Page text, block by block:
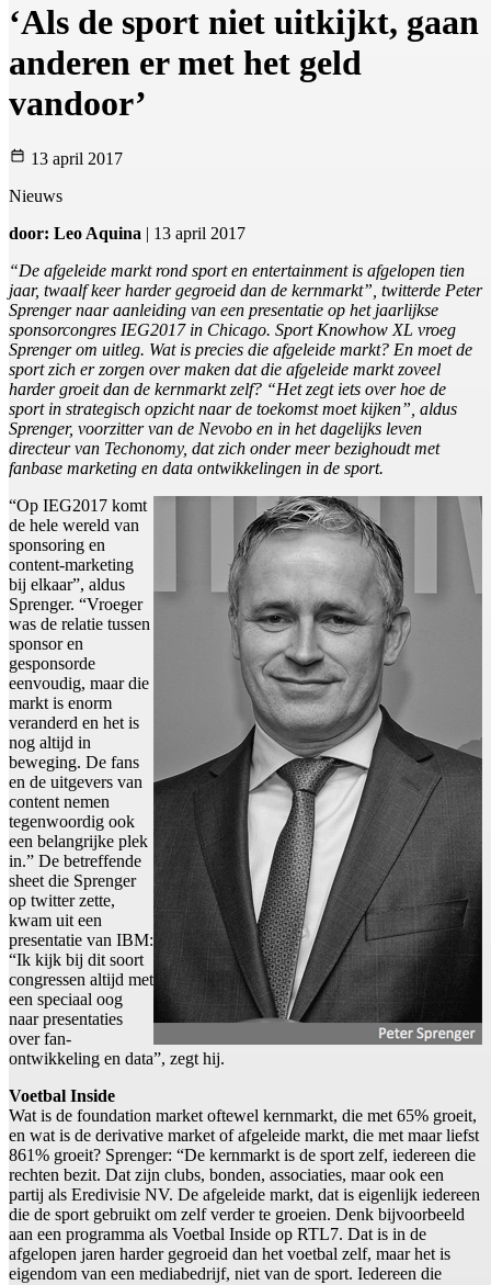
‘Als de sport niet uitkijkt, gaan
anderen er met het geld
vandoor’
13 april 2017
Nieuws
door: Leo Aquina | 13 april 2017
“De afgeleide markt rond sport en entertainment is afgelopen tien
jaar, twaalf keer harder gegroeid dan de kernmarkt”, twitterde Peter
Sprenger naar aanleiding van een presentatie op het jaarlijkse
sponsorcongres IEG2017 in Chicago. Sport Knowhow XL vroeg
Sprenger om uitleg. Wat is precies die afgeleide markt? En moet de
sport zich er zorgen over maken dat die afgeleide markt zoveel
harder groeit dan de kernmarkt zelf? “Het zegt iets over hoe de
sport in strategisch opzicht naar de toekomst moet kijken”, aldus
Sprenger, voorzitter van de Nevobo en in het dagelijks leven
directeur van Techonomy, dat zich onder meer bezighoudt met
fanbase marketing en data ontwikkelingen in de sport.
“Op IEG2017 komt
de hele wereld van
sponsoring en
content-marketing
bij elkaar”, aldus
Sprenger. “Vroeger
was de relatie tussen
sponsor en
gesponsorde
eenvoudig, maar die
markt is enorm
veranderd en het is
nog altijd in
beweging. De fans
en de uitgevers van
content nemen
tegenwoordig ook
een belangrijke plek
in.” De betreffende
sheet die Sprenger
op twitter zette,
kwam uit een
presentatie van IBM:
“Ik kijk bij dit soort
congressen altijd met
een speciaal oog
naar presentaties
over fan-
ontwikkeling en data”, zegt hij.
Voetbal Inside
Wat is de foundation market oftewel kernmarkt, die met 65% groeit,
en wat is de derivative market of afgeleide markt, die met maar liefst
861% groeit? Sprenger: “De kernmarkt is de sport zelf, iedereen die
rechten bezit. Dat zijn clubs, bonden, associaties, maar ook een
partij als Eredivisie NV. De afgeleide markt, dat is eigenlijk iedereen
die de sport gebruikt om zelf verder te groeien. Denk bijvoorbeeld
aan een programma als Voetbal Inside op RTL7. Dat is in de
afgelopen jaren harder gegroeid dan het voetbal zelf, maar het is
eigendom van een mediabedrijf, niet van de sport. Iedereen die